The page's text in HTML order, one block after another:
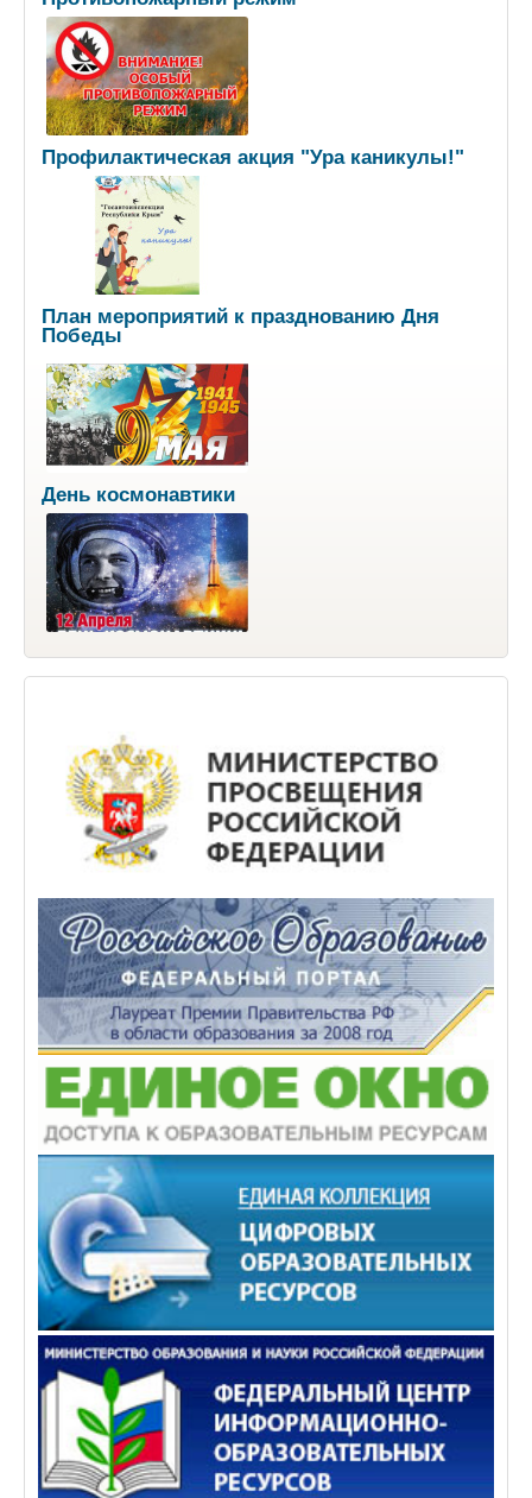
Профилактическая акция "Ура каникулы!"
План мероприятий к празднованию Дня
Победы
День космонавтики